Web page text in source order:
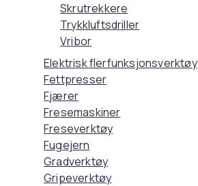
Skrutrekkere
Trykkluftsdriller
Vribor
Elektrisk flerfunksjonsverktøy
Fettpresser
Fjærer
Fresemaskiner
Freseverktøy
Fugejern
Gradverktøy
Gripeverktøy